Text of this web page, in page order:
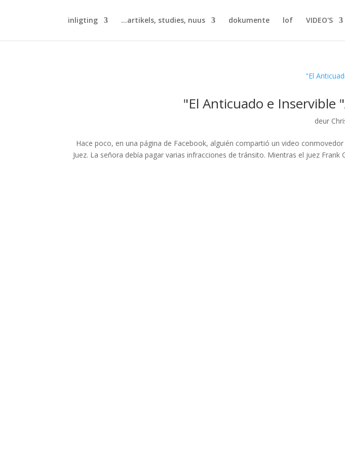
VIDEO'S
lof
dokumente
artikels, studies, nuus...
inligting
El Anticuado e Inservible
deur
Hace poco, en una página de Facebook, alguién compartió un video
Juez. La señora debía pagar varias infracciones de tránsito. Mientras el juez